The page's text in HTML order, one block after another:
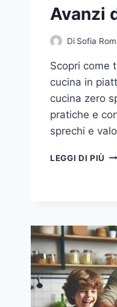
Avanzi
Di Sofia
Scopri come
cucina in
cucina zero
pratiche e
sprechi e
LEGGI DI PIÙ
DI